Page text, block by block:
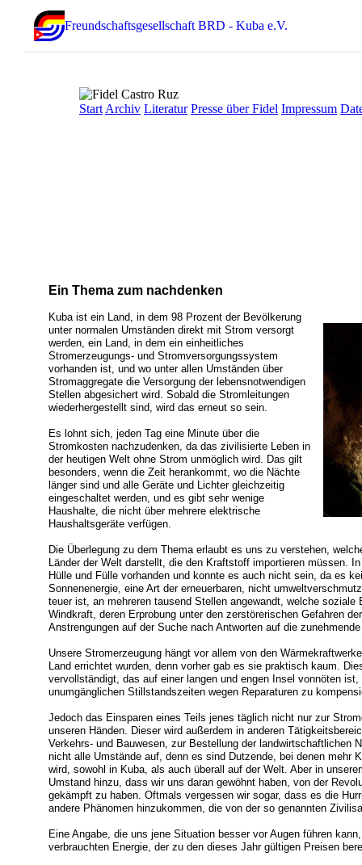
Freundschaftsgesellschaft BRD - Kuba e.V.
Start Archiv Literatur Presse über Fidel Impressum
Ein Thema zum nachdenken
Kuba ist ein Land, in dem 98 Prozent der Bevölkerung
unter normalen Umständen direkt mit Strom versorgt
werden, ein Land, in dem ein einheitliches
Stromerzeugungs- und Stromversorgungssystem
vorhanden ist, und wo unter allen Umständen über
Stromaggregate die Versorgung der lebensnotwendigen
Stellen abgesichert wird. Sobald die Stromleitungen
wiederhergestellt sind, wird das erneut so sein.
Es lohnt sich, jeden Tag eine Minute über die
Stromkosten nachzudenken, da das zivilisierte Leben in
der heutigen Welt ohne Strom unmöglich wird. Das gilt
besonders, wenn die Zeit herankommt, wo die Nächte
länger sind und alle Geräte und Lichter gleichzeitig
eingeschaltet werden, und es gibt sehr wenige
Haushalte, die nicht über mehrere elektrische
Haushaltsgeräte verfügen.
Die Überlegung zu dem Thema erlaubt es uns zu verstehen,
Länder der Welt darstellt, die den Kraftstoff importieren müssen.
Hülle und Fülle vorhanden und konnte es auch nicht sein, da es
Sonnenenergie, eine Art der erneuerbaren, nicht
teuer ist, an mehreren tausend Stellen angewandt, welche
Windkraft, deren Erprobung unter den zerstörerischen Gefahren
Anstrengungen auf der Suche nach Antworten auf die
Unsere Stromerzeugung hängt vor allem von den
Land errichtet wurden, denn vorher gab es sie praktisch kaum.
vervollständigt, das auf einer langen und engen Insel vonnöten
unumgänglichen Stillstandszeiten wegen Reparaturen zu
Jedoch das Einsparen eines Teils jenes täglich nicht nur zur
unseren Händen. Dieser wird außerdem in anderen
Verkehrs- und Bauwesen, zur Bestellung der landwirtschaftlichen
nicht alle Umstände auf, denn es sind Dutzende, bei denen mehr
wird, sowohl in Kuba, als auch überall auf der Welt. Aber in
Umstand hinzu, dass wir uns daran gewöhnt haben, von der
gekämpft zu haben. Oftmals vergessen wir sogar, dass es die
andere Phänomen hinzukommen, die von der so genannten
Eine Angabe, die uns jene Situation besser vor Augen führen
verbrauchten Energie, der zu den dieses Jahr gültigen Preisen